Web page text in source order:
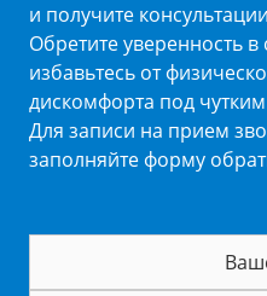
и получите
Обретите уверенность в
избавьтесь от
дискомфорта под
Для записи на прием
заполняйте форму